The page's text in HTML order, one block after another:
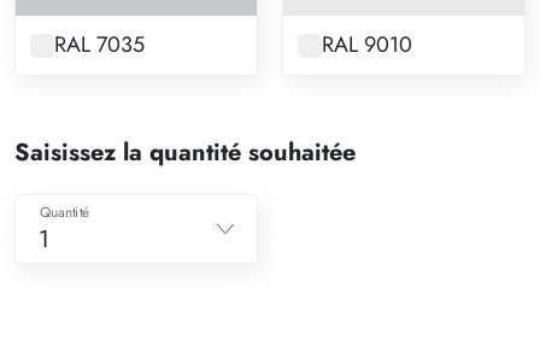
RAL 7035 RAL 9010
Saisissez la quantité souhaitée
1
Quantité